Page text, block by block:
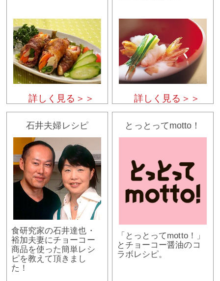
詳しく見る＞＞ 詳しく見る＞＞
石井夫婦レシピ
食研究家の石井達也・
裕加夫妻にチョーコー
商品を使った簡単レシ
ピを教えて頂きまし
た！
とっとってmotto！
「とっとってmotto！」
とチョーコー醤油のコ
ラボレシピ。